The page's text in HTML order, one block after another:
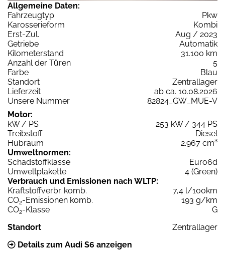
Allgemeine Daten:
Fahrzeugtyp
Pkw
Karosserieform
Kombi
Erst-Zul.
Aug / 2023
Getriebe
Automatik
Kilometerstand
31.100 km
Anzahl der Türen
5
Farbe
Blau
Standort
Zentrallager
Lieferzeit
ab ca. 10.08.2026
Unsere Nummer
82824_GW_MUE-V
Motor:
kW / PS
253 kW / 344 PS
Treibstoff
Diesel
Hubraum
2.967 cm³
Umweltnormen:
Schadstoffklasse
Euro6d
Umweltplakette
4 (Green)
Verbrauch und Emissionen nach WLTP:
Kraftstoffverbr. komb.
7,4 l/100km
CO2-Emissionen komb.
193 g/km
CO2-Klasse
G
Standort
Zentrallager
Details zum Audi S6 anzeigen